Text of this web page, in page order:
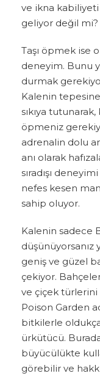
ve ikna
geliyor değil mi?
Taşı öpmek ise
deneyim. Bunu
durmak
Kalenin tepesine
sıkıya
öpmeniz
adrenalin dolu
anı olarak
sıradışı
nefes kesen
sahip oluyor.
Kalenin sadece
düşünüyorsanız
geniş ve güzel
çekiyor.
ve çiçek
Poison Garden
bitkilerle
ürkütücü.
büyücülükte
görebilir ve